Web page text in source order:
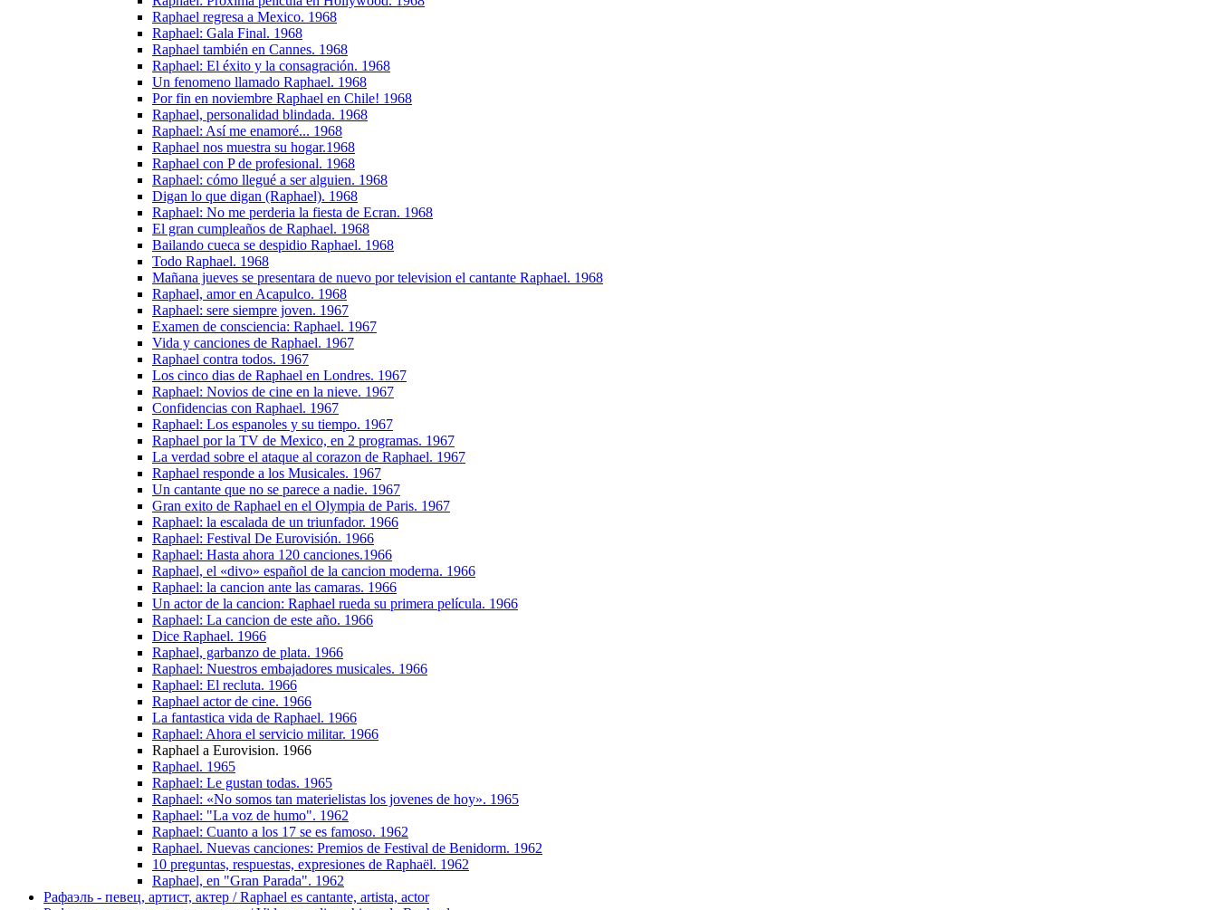
Raphael regresa a Mexico. 1968
Raphael: Gala Final. 1968
Raphael también en Cannes. 1968
Raphael: El éxito y la consagración. 1968
Un fenomeno llamado Raphael. 1968
Por fin en noviembre Raphael en Chile! 1968
Raphael, personalidad blindada. 1968
Raphael: Así me enamoré... 1968
Raphael nos muestra su hogar.1968
Raphael con P de profesional. 1968
Raphael: cómo llegué a ser alguien. 1968
Digan lo que digan (Raphael). 1968
Raphael: No me perderia la fiesta de Ecran. 1968
El gran cumpleaños de Raphael. 1968
Bailando cueca se despidio Raphael. 1968
Todo Raphael. 1968
Mañana jueves se presentara de nuevo por television el cantante Raphael. 1968
Raphael, amor en Acapulco. 1968
Raphael: sere siempre joven. 1967
Examen de consciencia: Raphael. 1967
Vida y canciones de Raphael. 1967
Raphael contra todos. 1967
Los cinco dias de Raphael en Londres. 1967
Raphael: Novios de cine en la nieve. 1967
Confidencias con Raphael. 1967
Raphael: Los espanoles y su tiempo. 1967
Raphael por la TV de Mexico, en 2 programas. 1967
La verdad sobre el ataque al corazon de Raphael. 1967
Raphael responde a los Musicales. 1967
Un cantante que no se parece a nadie. 1967
Gran exito de Raphael en el Olympia de Paris. 1967
Raphael: la escalada de un triunfador. 1966
Raphael: Festival De Eurovisión. 1966
Raphael: Hasta ahora 120 canciones.1966
Raphael, el «divo» español de la cancion moderna. 1966
Raphael: la cancion ante las camaras. 1966
Un actor de la cancion: Raphael rueda su primera película. 1966
Raphael: La cancion de este año. 1966
Dice Raphael. 1966
Raphael, garbanzo de plata. 1966
Raphael: Nuestros embajadores musicales. 1966
Raphael: El recluta. 1966
Raphael actor de cine. 1966
La fantastica vida de Raphael. 1966
Raphael: Ahora el servicio militar. 1966
Raphael a Eurovision. 1966
Raphael. 1965
Raphael: Le gustan todas. 1965
Raphael: «No somos tan materielistas los jovenes de hoy». 1965
Raphael: "La voz de humo". 1962
Raphael: Cuanto a los 17 se es famoso. 1962
Raphael. Nuevas canciones: Premios de Festival de Benidorm. 1962
10 preguntas, respuestas, expresiones de Raphaёl. 1962
Raphael, en "Gran Parada". 1962
Рафаэль - певец, артист, актер / Raphael es cantante, artista, actor